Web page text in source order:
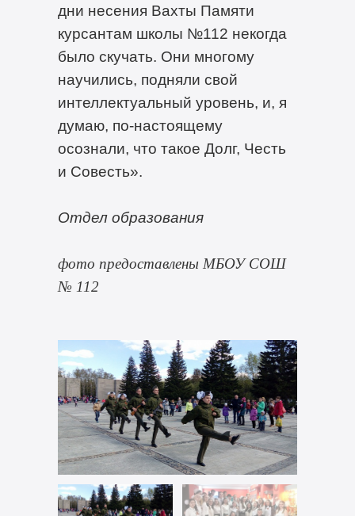
дни несения Вахты Памяти
курсантам школы №112 некогда
было скучать. Они многому
научились, подняли свой
интеллектуальный уровень, и, я
думаю, по-настоящему
осознали, что такое Долг, Честь
и Совесть».
Отдел образования
фото предоставлены МБОУ СОШ
№ 112